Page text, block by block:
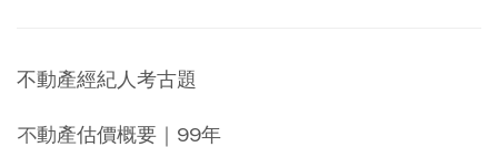
不動產經紀人考古題
不動產估價概要｜99年